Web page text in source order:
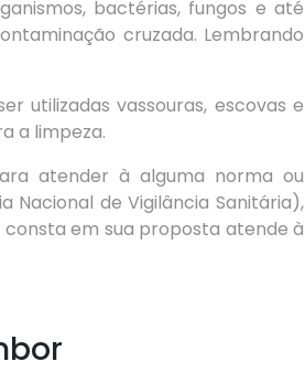
bactérias, fungos e até
cruzada. Lembrando
utilizadas vassouras, escovas e
a limpeza.
atender à alguma norma ou
Nacional de Vigilância Sanitária),
em sua proposta atende à